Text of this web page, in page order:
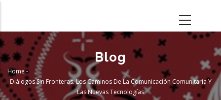
main
content
Blog
Breadcrumb
Home -
Diálogos Sin Fronteras. Los Caminos De La Comunicación Comunitaria Y
Las Nuevas Tecnologías